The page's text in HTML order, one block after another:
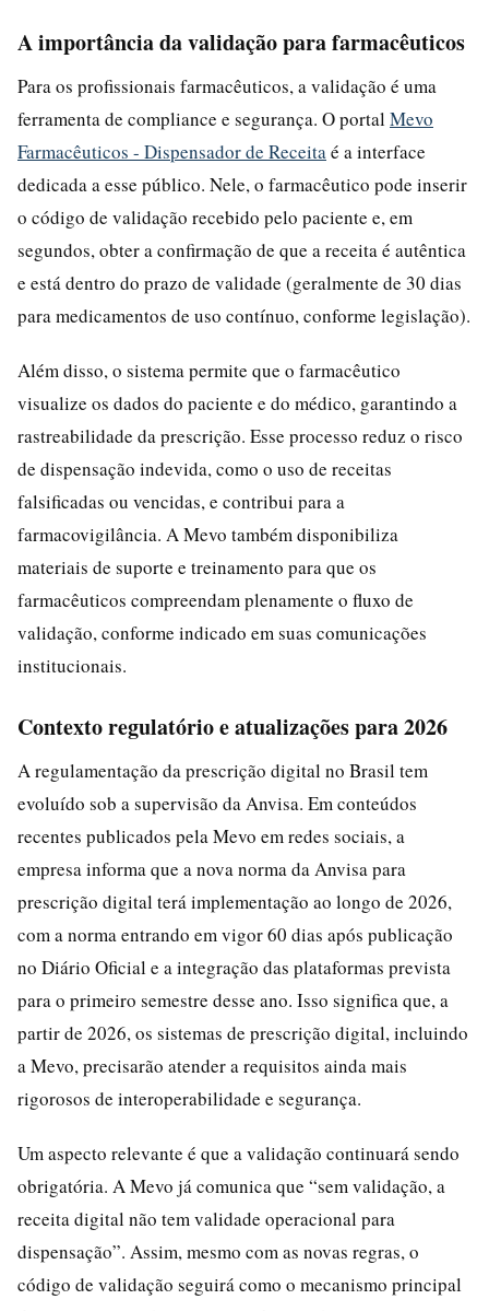
A importância da validação para farmacêuticos
Para os profissionais farmacêuticos, a validação é uma
ferramenta de compliance e segurança. O portal Mevo
Farmacêuticos - Dispensador de Receita é a interface
dedicada a esse público. Nele, o farmacêutico pode inserir
o código de validação recebido pelo paciente e, em
segundos, obter a confirmação de que a receita é autêntica
e está dentro do prazo de validade (geralmente de 30 dias
para medicamentos de uso contínuo, conforme legislação).
Além disso, o sistema permite que o farmacêutico
visualize os dados do paciente e do médico, garantindo a
rastreabilidade da prescrição. Esse processo reduz o risco
de dispensação indevida, como o uso de receitas
falsificadas ou vencidas, e contribui para a
farmacovigilância. A Mevo também disponibiliza
materiais de suporte e treinamento para que os
farmacêuticos compreendam plenamente o fluxo de
validação, conforme indicado em suas comunicações
institucionais.
Contexto regulatório e atualizações para 2026
A regulamentação da prescrição digital no Brasil tem
evoluído sob a supervisão da Anvisa. Em conteúdos
recentes publicados pela Mevo em redes sociais, a
empresa informa que a nova norma da Anvisa para
prescrição digital terá implementação ao longo de 2026,
com a norma entrando em vigor 60 dias após publicação
no Diário Oficial e a integração das plataformas prevista
para o primeiro semestre desse ano. Isso significa que, a
partir de 2026, os sistemas de prescrição digital, incluindo
a Mevo, precisarão atender a requisitos ainda mais
rigorosos de interoperabilidade e segurança.
Um aspecto relevante é que a validação continuará sendo
obrigatória. A Mevo já comunica que “sem validação, a
receita digital não tem validade operacional para
dispensação”. Assim, mesmo com as novas regras, o
código de validação seguirá como o mecanismo principal